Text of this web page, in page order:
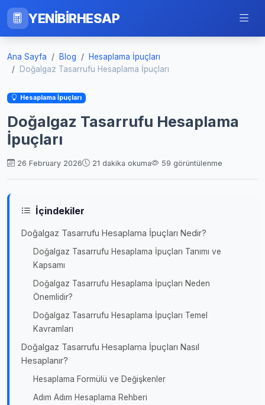
YENİBİRHESAP
Ana Sayfa Blog
Hesaplama İpuçları
Doğalgaz Tasarrufu Hesaplama İpuçları
Hesaplama İpuçları
Doğalgaz Tasarrufu Hesaplama
İpuçları
26 February 2026 21 dakika okuma 59 görüntülenme
İçindekiler
Doğalgaz Tasarrufu Hesaplama İpuçları Nedir?
Doğalgaz Tasarrufu Hesaplama İpuçları Tanımı ve
Kapsamı
Doğalgaz Tasarrufu Hesaplama İpuçları Neden
Önemlidir?
Doğalgaz Tasarrufu Hesaplama İpuçları Temel
Kavramları
Doğalgaz Tasarrufu Hesaplama İpuçları Nasıl
Hesaplanır?
Hesaplama Formülü ve Değişkenler
Adım Adım Hesaplama Rehberi